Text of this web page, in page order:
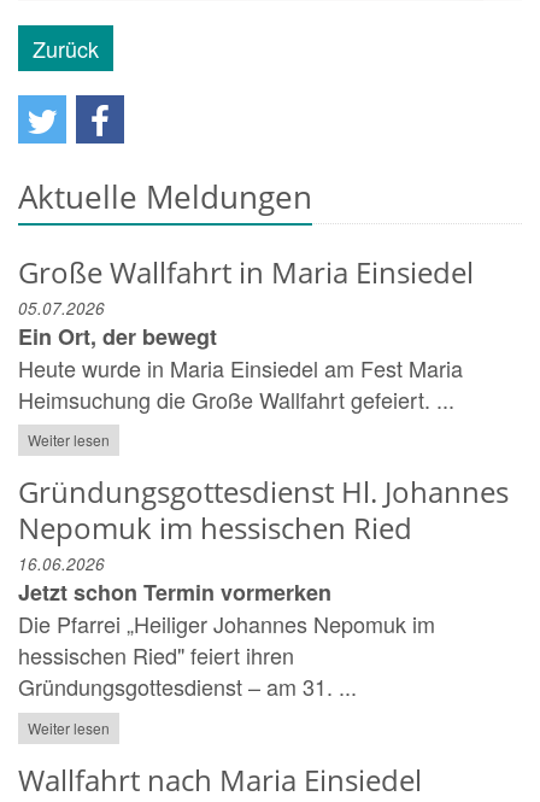
Zurück
Aktuelle Meldungen
Große Wallfahrt in Maria Einsiedel
05.07.2026
Ein Ort, der bewegt
Heute wurde in Maria Einsiedel am Fest Maria
Heimsuchung die Große Wallfahrt gefeiert. ...
Weiter lesen
Gründungsgottesdienst Hl. Johannes
Nepomuk im hessischen Ried
16.06.2026
Jetzt schon Termin vormerken
Die Pfarrei „Heiliger Johannes Nepomuk im
hessischen Ried" feiert ihren
Gründungsgottesdienst – am 31. ...
Weiter lesen
Wallfahrt nach Maria Einsiedel